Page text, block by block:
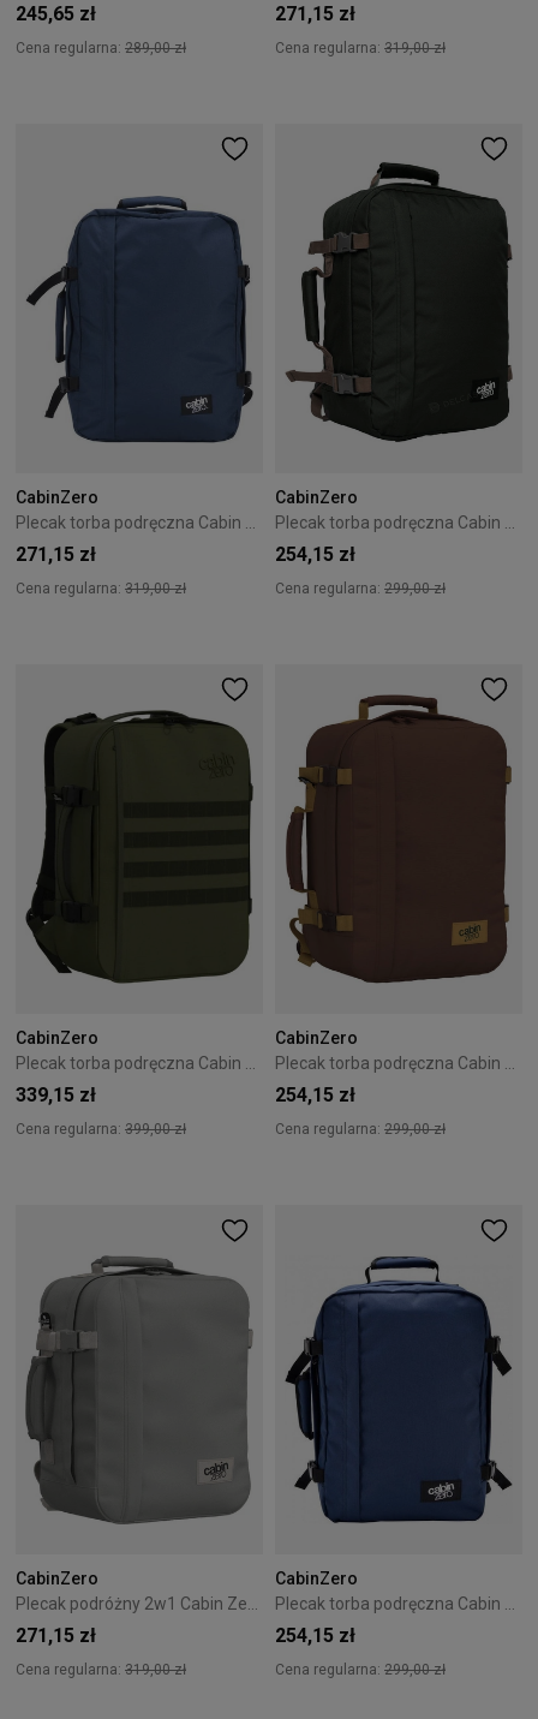
245,65 zł
Cena regularna: 289,00 zł
271,15 zł
Cena regularna: 319,00 zł
CabinZero
271,15 zł
Cena regularna: 319,00 zł
CabinZero
254,15 zł
Cena regularna: 299,00 zł
CabinZero
339,15 zł
Cena regularna: 399,00 zł
CabinZero
254,15 zł
Cena regularna: 299,00 zł
CabinZero
Plecak podróżny 2w1 Cabin Zero Classic Tech 28L Silver Storm
271,15 zł
Cena regularna: 319,00 zł
CabinZero
Plecak torba podręczna Cabin Zero Classic 36L Navy
254,15 zł
Cena regularna: 299,00 zł